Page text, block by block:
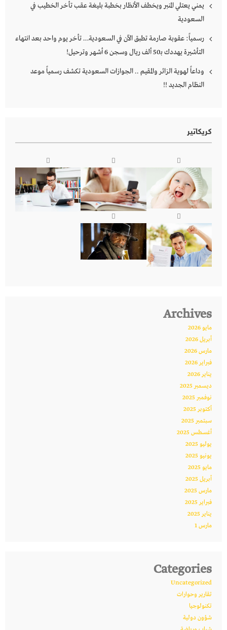
يمني يعتلي المنبر ويخطف الأنظار بخطبة بليغة عقب تأخر الخطيب في
السعودية
رسمياً: عقوبة صارمة تطبق الآن في السعودية… تأخر يوم واحد بعد انتهاء
التأشيرة يهددك بـ50 ألف ريال وسجن 6 أشهر وترحيل!
وداعاً لهوية الزائر والمقيم .. الجوازات السعودية تكشف رسمياً موعد
النظام الجديد !!
كريكاتير
Archives
مايو 2026
أبريل 2026
مارس 2026
فبراير 2026
يناير 2026
ديسمبر 2025
نوفمبر 2025
أكتوبر 2025
سبتمبر 2025
أغسطس 2025
يوليو 2025
يونيو 2025
مايو 2025
أبريل 2025
مارس 2025
فبراير 2025
يناير 2025
مارس 1
Categories
Uncategorized
تقارير وحوارات
تكنولوجيا
شؤون دولية